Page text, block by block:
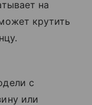
на
крутить
с
или